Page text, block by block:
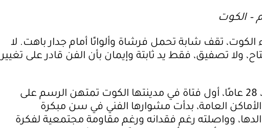
– الكوت
الكوت، تقف شابة تحمل فرشاة وألوانًا أمام جدار باهت. لا
ولا تصفيق، فقط يد ثابتة وإيمان بأن الفن قادر على تغيير
شيماء علي، 28 عامًا، أول فتاة في مدينتها الكوت تمتهن الرسم على
العامة، بدأت مشوارها الفني في سن مبكرة
وواصلته رغم فقدانه ورغم مقاومة مجتمعية لفكرة